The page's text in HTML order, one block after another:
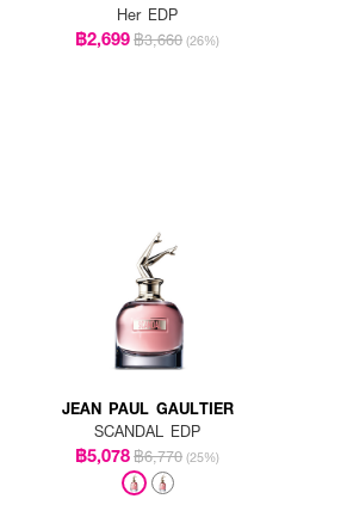
Her EDP
฿2,699฿3,660 (26%)
JEAN PAUL GAULTIER
SCANDAL EDP
฿5,078฿6,770 (25%)